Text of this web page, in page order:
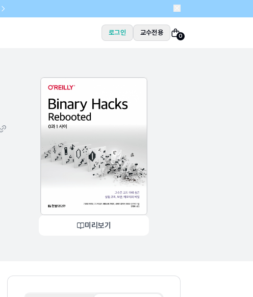
로그인 교수전용 0
미리보기